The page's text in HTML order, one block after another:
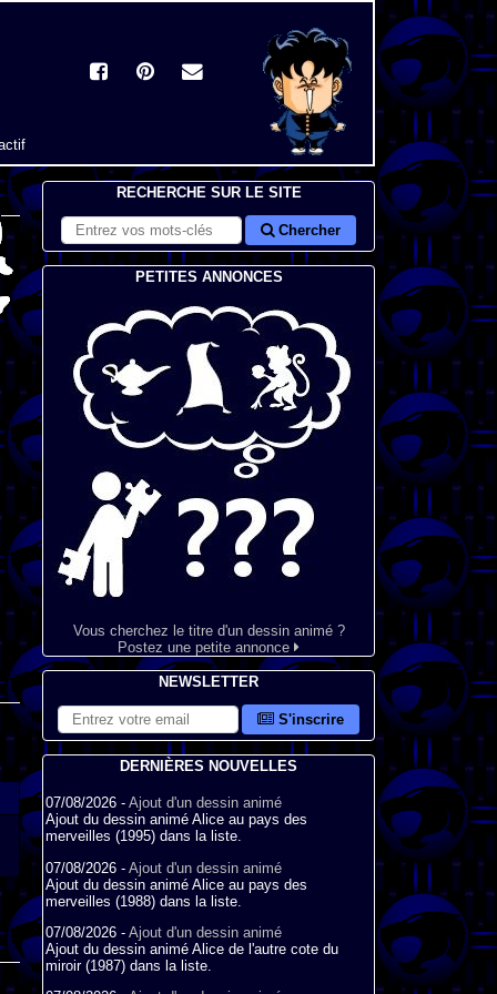
RECHERCHE SUR LE SITE
Chercher
PETITES ANNONCES
Vous cherchez le titre d'un dessin animé ?
Postez une petite annonce
NEWSLETTER
S'inscrire
DERNIÈRES NOUVELLES
07/08/2026 - Ajout d'un dessin animé
Ajout du dessin animé Alice au pays des
merveilles (1995) dans la liste.
07/08/2026 - Ajout d'un dessin animé
Ajout du dessin animé Alice au pays des
merveilles (1988) dans la liste.
07/08/2026 - Ajout d'un dessin animé
Ajout du dessin animé Alice de l'autre cote du
miroir (1987) dans la liste.